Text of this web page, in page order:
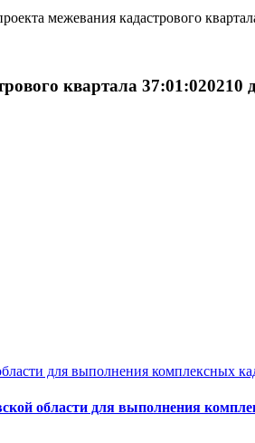
межевания кадастрового
квартала 37:01:020210
для выполнения комплексных
области для выполнения